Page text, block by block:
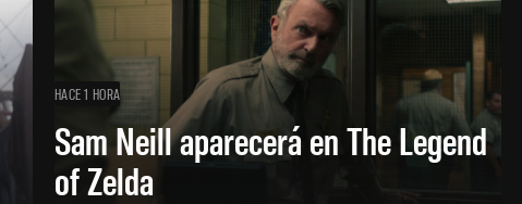
HACE 1 HORA
Sam Neill aparecerá en The Legend
of Zelda